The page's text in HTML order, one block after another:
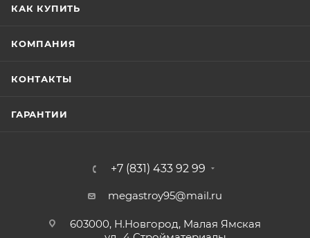
КАК КУПИТЬ
КОМПАНИЯ
КОНТАКТЫ
ГАРАНТИИ
+7 (831) 433 92 99
megastroy95@mail.ru
603000, Н.Новгород, Малая Ямская